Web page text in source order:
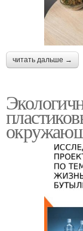
читать дальше →